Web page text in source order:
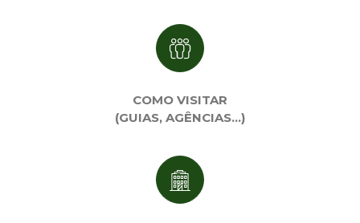
COMO VISITAR
(GUIAS, AGÊNCIAS…)